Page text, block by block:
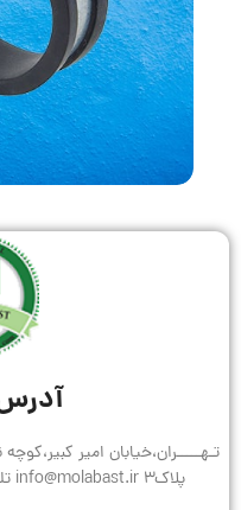
پلاک3 info@molabast.ir تلفن : 09126700240 02133979335